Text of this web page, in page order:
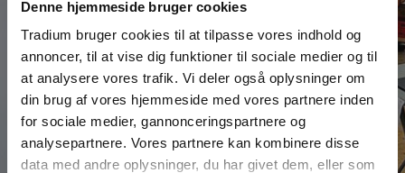
Denne hjemmeside bruger cookies
Tradium bruger cookies til at tilpasse vores indhold og
annoncer, til at vise dig funktioner til sociale medier og til
at analysere vores trafik. Vi deler også oplysninger om
din brug af vores hjemmeside med vores partnere inden
for sociale medier, gannonceringspartnere og
analysepartnere. Vores partnere kan kombinere disse
data med andre oplysninger, du har givet dem, eller som
Elever tager deres
uddannelse til næste
niveau